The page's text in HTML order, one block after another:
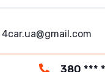
4car.ua@gmail.com